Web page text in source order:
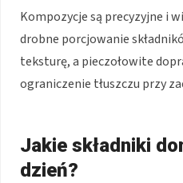
Kompozycje są precyzyjne i
drobne porcjowanie
teksturę, a pieczołowite
ograniczenie tłuszczu przy
Jakie składniki
dzień?